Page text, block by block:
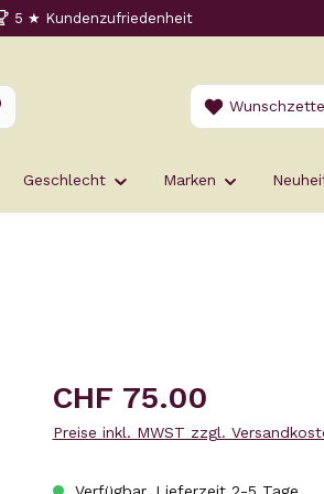
5 ★ Kundenzufriedenheit
Geschlecht Marken
Regulärer Preis:
CHF 75.00
Preise inkl. MWST zzgl.